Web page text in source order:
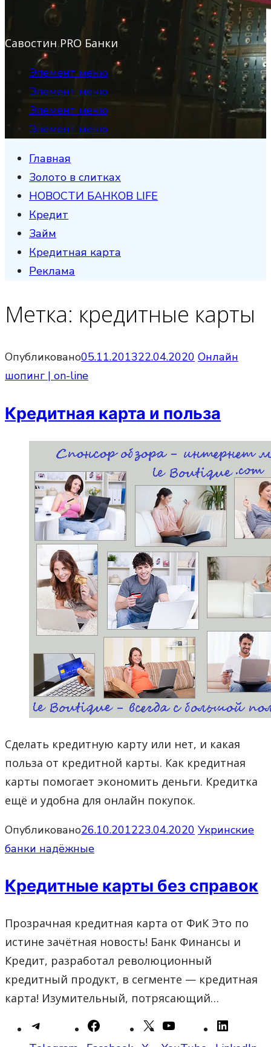
Савостин PRO Банки
Элемент меню
Элемент меню
Элемент меню
Элемент меню
Главная
Золото в слитках
НОВОСТИ БАНКОВ LIFE
Кредит
Займ
Кредитная карта
Реклама
Метка: кредитные карты
Опубликовано05.11.201322.04.2020 Онлайн
шопинг | on-line
Кредитная карта и польза
Сделать кредитную карту или нет, и какая
польза от кредитной карты. Как кредитная
карты помогает экономить деньги. Кредитка
ещё и удобна для онлайн покупок.
Опубликовано26.10.201223.04.2020 Укринские
банки надёжные
Кредитные карты без справок
Прозрачная кредитная карта от ФиК Это по
истине зачётная новость! Банк Финансы и
Кредит, разработал революционный
кредитный продукт, в сегменте — кредитная
карта! Изумительный, потрясающий…